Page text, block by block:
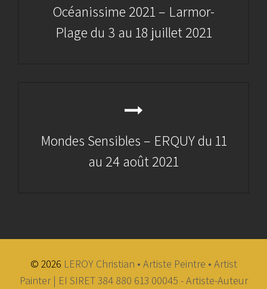
Océanissime 2021 – Larmor-
Plage du 3 au 18 juillet 2021
Mondes Sensibles – ERQUY du 11
au 24 août 2021
© 2026 LEROY Christian • Artiste Peintre • Artist
Painter | EI SIRET 384 880 613 00045 - Artiste-Auteur